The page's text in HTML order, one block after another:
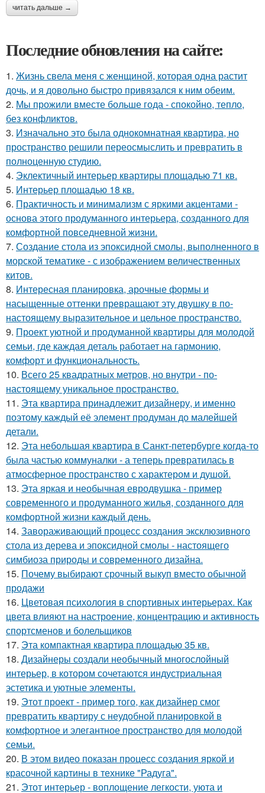
читать дальше →
Последние обновления на сайте:
1. Жизнь свела меня с женщиной, которая одна растит
дочь, и я довольно быстро привязался к ним обеим.
2. Мы прожили вместе больше года - спокойно, тепло,
без конфликтов.
3. Изначально это была однокомнатная квартира, но
пространство решили переосмыслить и превратить в
полноценную студию.
4. Эклектичный интерьер квартиры площадью 71 кв.
5. Интерьер площадью 18 кв.
6. Практичность и минимализм с яркими акцентами -
основа этого продуманного интерьера, созданного для
комфортной повседневной жизни.
7. Создание стола из эпоксидной смолы, выполненного в
морской тематике - с изображением величественных
китов.
8. Интересная планировка, арочные формы и
насыщенные оттенки превращают эту двушку в по-
настоящему выразительное и цельное пространство.
9. Проект уютной и продуманной квартиры для молодой
семьи, где каждая деталь работает на гармонию,
комфорт и функциональность.
10. Всего 25 квадратных метров, но внутри - по-
настоящему уникальное пространство.
11. Эта квартира принадлежит дизайнеру, и именно
поэтому каждый её элемент продуман до малейшей
детали.
12. Эта небольшая квартира в Санкт-петербурге когда-то
была частью коммуналки - а теперь превратилась в
атмосферное пространство с характером и душой.
13. Эта яркая и необычная евродвушка - пример
современного и продуманного жилья, созданного для
комфортной жизни каждый день.
14. Завораживающий процесс создания эксклюзивного
стола из дерева и эпоксидной смолы - настоящего
симбиоза природы и современного дизайна.
15. Почему выбирают срочный выкуп вместо обычной
продажи
16. Цветовая психология в спортивных интерьерах. Как
цвета влияют на настроение, концентрацию и активность
спортсменов и болельщиков
17. Эта компактная квартира площадью 35 кв.
18. Дизайнеры создали необычный многослойный
интерьер, в котором сочетаются индустриальная
эстетика и уютные элементы.
19. Этот проект - пример того, как дизайнер смог
превратить квартиру с неудобной планировкой в
комфортное и элегантное пространство для молодой
семьи.
20. В этом видео показан процесс создания яркой и
красочной картины в технике "Радуга".
21. Этот интерьер - воплощение легкости, уюта и